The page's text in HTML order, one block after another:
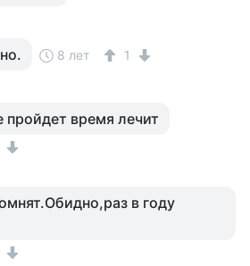
8 лет 1
пройдет время лечит
в году